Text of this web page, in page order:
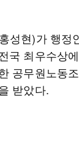
성현)가 행정
국 최우수상
공무원노동
받았다.